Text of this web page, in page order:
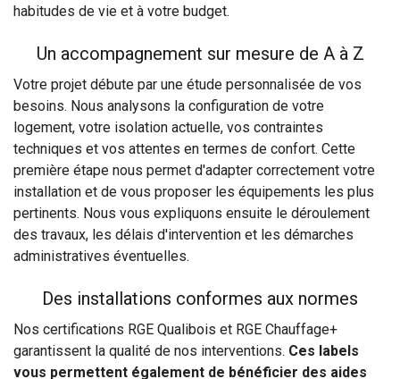
habitudes de vie et à votre budget.
Un accompagnement sur mesure de A à Z
Votre projet débute par une étude personnalisée de vos
besoins. Nous analysons la configuration de votre
logement, votre isolation actuelle, vos contraintes
techniques et vos attentes en termes de confort. Cette
première étape nous permet d'adapter correctement votre
installation et de vous proposer les équipements les plus
pertinents. Nous vous expliquons ensuite le déroulement
des travaux, les délais d'intervention et les démarches
administratives éventuelles.
Des installations conformes aux normes
Nos certifications RGE Qualibois et RGE Chauffage+
garantissent la qualité de nos interventions. Ces labels
vous permettent également de bénéficier des aides